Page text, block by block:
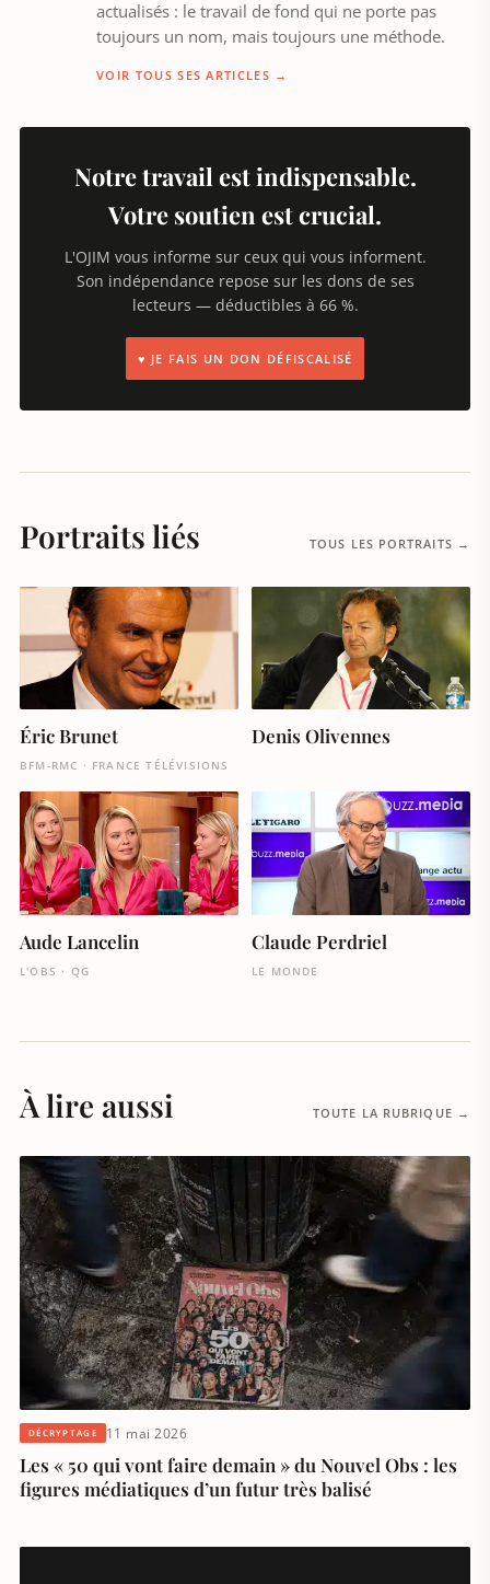
actualisés : le travail de fond qui ne porte pas
toujours un nom, mais toujours une méthode.
VOIR TOUS SES ARTICLES →
Notre travail est indispensable.
Votre soutien est crucial.
L'OJIM vous informe sur ceux qui vous informent.
Son indépendance repose sur les dons de ses
lecteurs — déductibles à 66 %.
♥ JE FAIS UN DON DÉFISCALISÉ
Portraits liés TOUS LES PORTRAITS →
Éric Brunet
BFM-RMC · FRANCE TÉLÉVISIONS
Denis Olivennes
Aude Lancelin
L'OBS · QG
Claude Perdriel
LE MONDE
À lire aussi TOUTE LA RUBRIQUE →
DÉCRYPTAGE 11 mai 2026
Les « 50 qui vont faire demain » du Nouvel Obs : les
figures médiatiques d’un futur très balisé